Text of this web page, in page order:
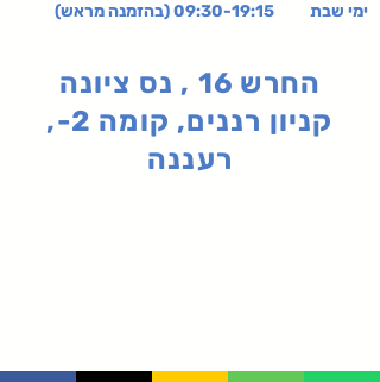
ימי שבת 09:30-19:15 (בהזמנה מראש)
החרש 16 , נס ציונה
קניון רננים, קומה 2-,
רעננה